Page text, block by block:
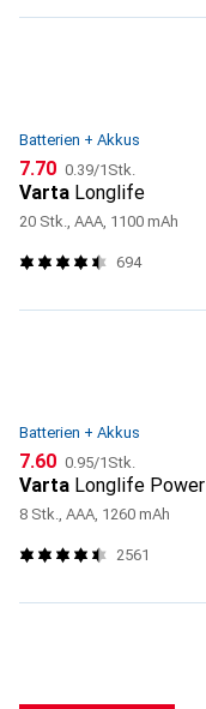
Batterien + Akkus
CHF
7.70 CHF
0.39/1Stk.
Varta Longlife
20 Stk., AAA, 1100 mAh
694
Batterien + Akkus
CHF
7.60 CHF
0.95/1Stk.
Varta Longlife Power
8 Stk., AAA, 1260 mAh
2561